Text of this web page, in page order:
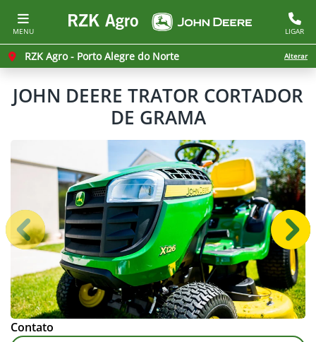
MENU LIGAR
RZK Agro - Porto Alegre do Norte Alterar
JOHN DEERE TRATOR CORTADOR
DE GRAMA
Anterior
Contato